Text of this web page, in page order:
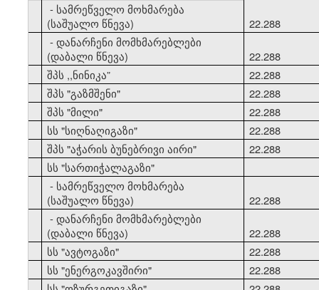
- სამრეწველო მოხმარება
(საშუალო წნევა)
22.288
- დანარჩენი მომხმარებლები
(დაბალი წნევა)
22.288
შპს ,,ნინიკა”
22.288
შპს "გაზმშენი"
22.288
შპს "მილი"
22.288
სს "სიღნაღიგაზი"
22.288
შპს "აჭარის ბუნებრივი აირი"
22.288
სს "სართიჭალაგაზი"
- სამრეწველო მოხმარება
(საშუალო წნევა)
22.288
- დანარჩენი მომხმარებლები
(დაბალი წნევა)
22.288
სს "ავტოგაზი"
22.288
სს "ენერგოკავშირი"
22.288